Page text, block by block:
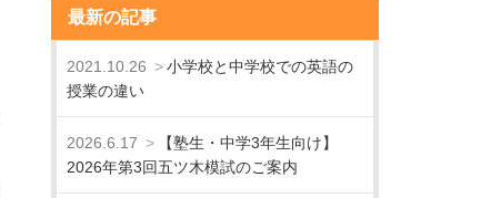
最新の記事
2021.10.26
小学校と中学校での英語の
授業の違い
2026.6.17
【塾生・中学3年生向け】
2026年第3回五ツ木模試のご案内